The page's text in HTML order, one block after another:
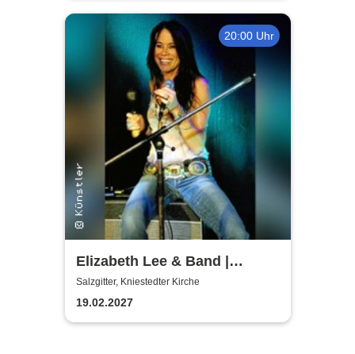
20:00 Uhr
Elizabeth Lee & Band |
Kniestedter Kirche
Salzgitter, Kniestedter Kirche
19.02.2027